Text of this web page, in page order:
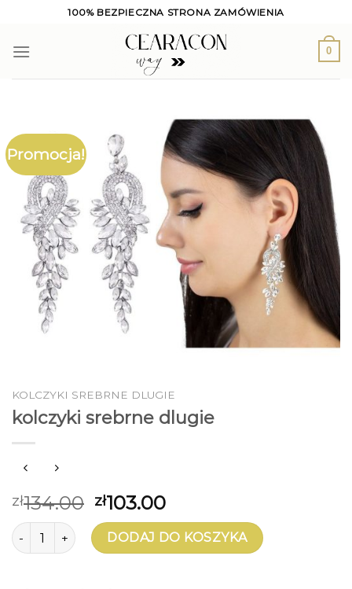
content
100% BEZPIECZNA STRONA ZAMÓWIENIA
0
Promocja!
KOLCZYKI SREBRNE DLUGIE
kolczyki srebrne dlugie
zł134.00 zł103.00
ilość kolczyki srebrne dlugieDODAJ DO KOSZYKA